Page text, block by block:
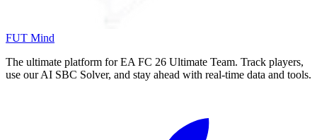
FUT Mind
The ultimate platform for EA FC 26 Ultimate Team. Track players,
use our AI SBC Solver, and stay ahead with real-time data and tools.